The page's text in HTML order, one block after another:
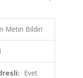
Metin Bildiri
Evet